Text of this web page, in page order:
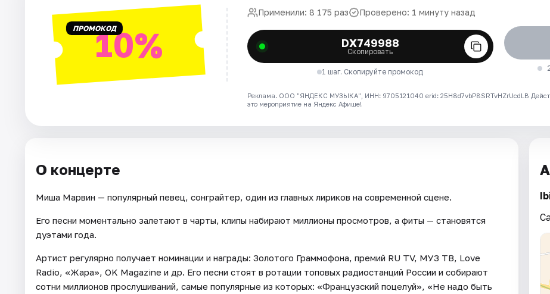
Артисты ПРОМОКОД10%
Применили: 8 175 раз Проверено: 1 минуту назад
DX749988
Скопировать
1 шаг. Скопируйте промокод
Реклама. ООО "ЯНДЕКС МУЗЫКА", ИНН: 9705121040 erid: 25H8d7vbP8SRTvHZrUcdLB
это мероприятие на Яндекс Афише!
О концерте
Миша Марвин — популярный певец, сонграйтер, один из главных лириков на современной сцене.
Его песни моментально залетают в чарты, клипы набирают миллионы просмотров, а фиты — становятся
дуэтами года.
Артист регулярно получает номинации и награды: Золотого Граммофона, премий RU TV, МУЗ ТВ, Love
Radio, «Жара», OK Magazine и др. Его песни стоят в ротации топовых радиостанций России и собирают
сотни миллионов прослушиваний, самые популярные из которых: «Французский поцелуй», «Не надо быть